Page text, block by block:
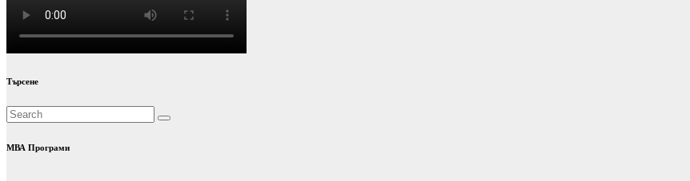
Търсене
МВА Програми